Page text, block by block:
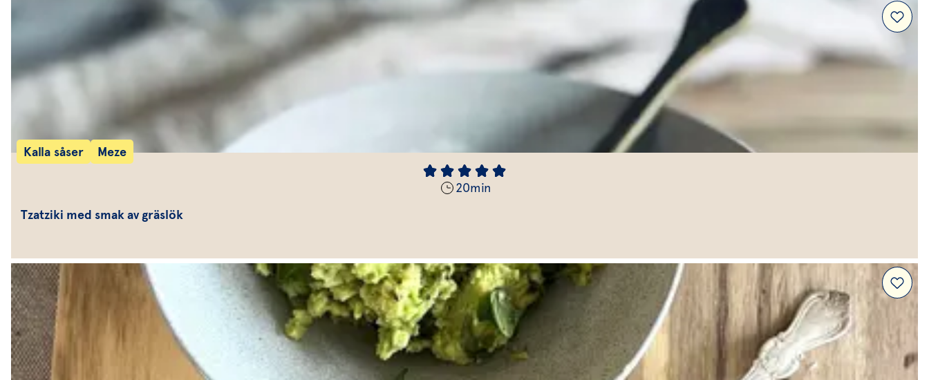
Kalla såser Meze
20min
Tzatziki med smak av gräslök